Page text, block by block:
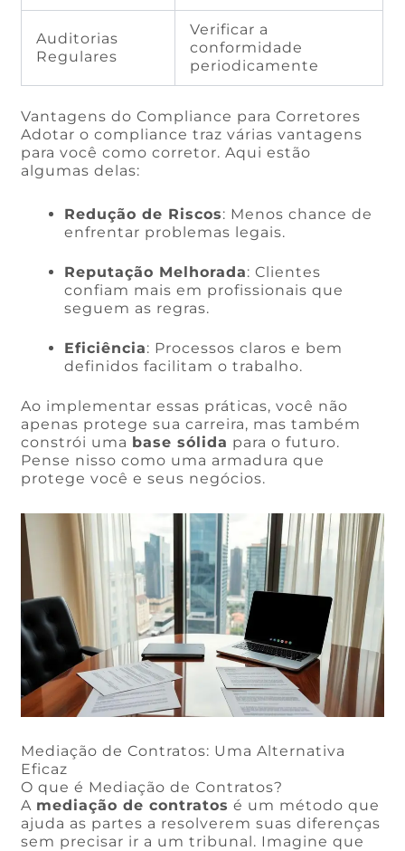
Auditorias
Regulares
Verificar a
conformidade
periodicamente
Vantagens do Compliance para Corretores
Adotar o compliance traz várias vantagens
para você como corretor. Aqui estão
algumas delas:
Redução de Riscos: Menos chance de
enfrentar problemas legais.
Reputação Melhorada: Clientes
confiam mais em profissionais que
seguem as regras.
Eficiência: Processos claros e bem
definidos facilitam o trabalho.
Ao implementar essas práticas, você não
apenas protege sua carreira, mas também
constrói uma base sólida para o futuro.
Pense nisso como uma armadura que
protege você e seus negócios.
Mediação de Contratos: Uma Alternativa
Eficaz
O que é Mediação de Contratos?
A mediação de contratos é um método que
ajuda as partes a resolverem suas diferenças
sem precisar ir a um tribunal. Imagine que